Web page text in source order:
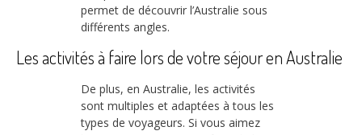
permet de découvrir l’Australie sous
différents angles.
Les activités à faire lors de votre séjour en Australie
De plus, en Australie, les activités
sont multiples et adaptées à tous les
types de voyageurs. Si vous aimez